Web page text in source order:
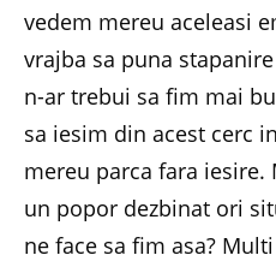
vedem mereu aceleasi
vrajba sa puna
n-ar trebui sa fim mai
sa iesim din acest cerc
mereu parca fara
un popor dezbinat ori
ne face sa fim asa?